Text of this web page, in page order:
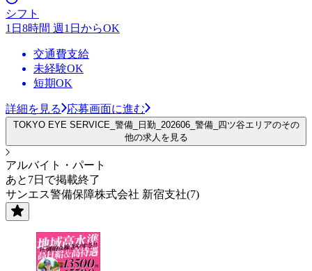
シフト
1日8時間 週1日からOK
交通費支給
未経験OK
短期OK
詳細を見る 応募画面に進む
TOKYO EYE SERVICE_警備_日勤_202606_警備_四ツ谷エリアのその
他の求人を見る
アルバイト・パート
あと7日で掲載終了
サンエス警備保障株式会社 新宿支社(7)